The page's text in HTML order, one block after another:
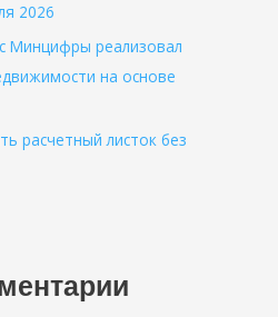
2026
Минцифры реализовал
на основе
расчетный листок без